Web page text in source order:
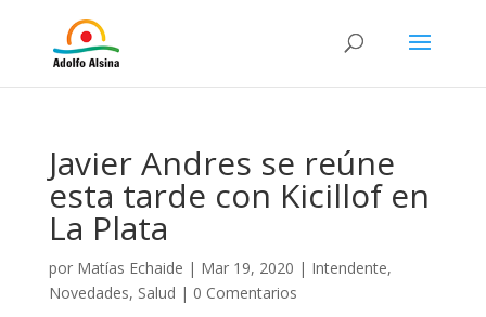
Javier Andres se reúne
esta tarde con Kicillof en
La Plata
por Matías Echaide | Mar 19, 2020 | Intendente,
Novedades, Salud | 0 Comentarios